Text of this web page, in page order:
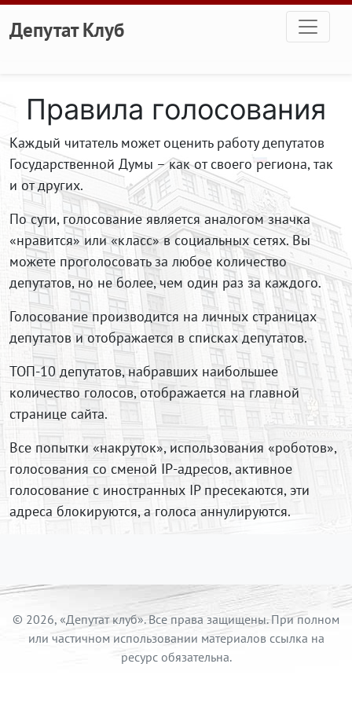
Перейти к основному содержанию
Депутат Клуб
Правила голосования
Каждый читатель может оценить работу депутатов
Государственной Думы – как от своего региона, так
и от других.
По сути, голосование является аналогом значка
«нравится» или «класс» в социальных сетях. Вы
можете проголосовать за любое количество
депутатов, но не более, чем один раз за каждого.
Голосование производится на личных страницах
депутатов и отображается в списках депутатов.
ТОП-10 депутатов, набравших наибольшее
количество голосов, отображается на главной
странице сайта.
Все попытки «накруток», использования «роботов»,
голосования со сменой IP-адресов, активное
голосование с иностранных IP пресекаются, эти
адреса блокируются, а голоса аннулируются.
© 2026, «Депутат клуб». Все права защищены. При полном
или частичном использовании материалов ссылка на
ресурс обязательна.